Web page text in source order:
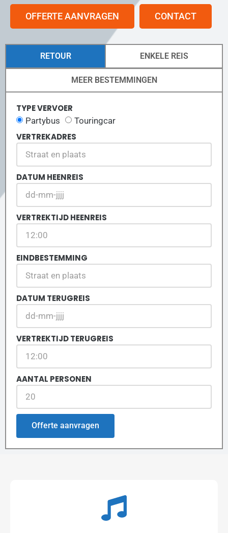
OFFERTE AANVRAGEN CONTACT
RETOUR ENKELE REIS
MEER BESTEMMINGEN
TYPE VERVOER
Partybus Touringcar
VERTREKADRES
DATUM HEENREIS
VERTREKTIJD HEENREIS
EINDBESTEMMING
DATUM TERUGREIS
VERTREKTIJD TERUGREIS
AANTAL PERSONEN
Offerte aanvragen